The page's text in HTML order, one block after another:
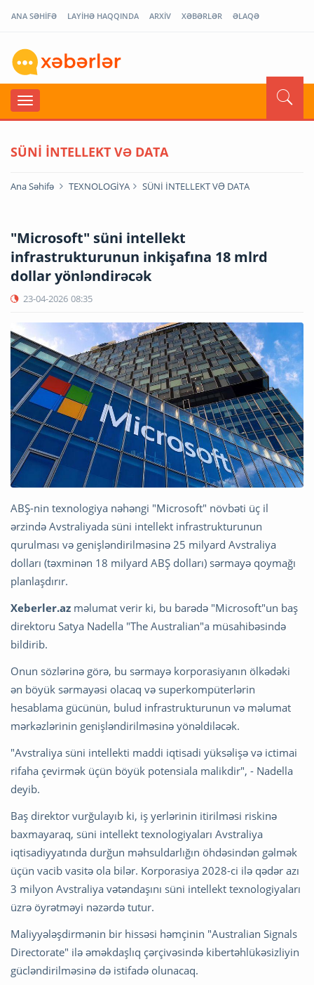
ANA SƏHİFƏ LAYİHƏ HAQQINDA ARXİV XƏBƏRLƏR ƏLAQƏ
SÜNİ İNTELLEKT VƏ DATA
Ana Səhifə TEXNOLOGİYA SÜNİ İNTELLEKT VƏ DATA
"Microsoft" süni intellekt
infrastrukturunun inkişafına 18 mlrd
dollar yönləndirəcək
23-04-2026 08:35
ABŞ-nin texnologiya nəhəngi "Microsoft" növbəti üç il
ərzində Avstraliyada süni intellekt infrastrukturunun
qurulması və genişləndirilməsinə 25 milyard Avstraliya
dolları (təxminən 18 milyard ABŞ dolları) sərmayə qoymağı
planlaşdırır.
Xeberler.az məlumat verir ki, bu barədə "Microsoft"un baş
direktoru Satya Nadella "The Australian"a müsahibəsində
bildirib.
Onun sözlərinə görə, bu sərmayə korporasiyanın ölkədəki
ən böyük sərmayəsi olacaq və superkompüterlərin
hesablama gücünün, bulud infrastrukturunun və məlumat
mərkəzlərinin genişləndirilməsinə yönəldiləcək.
"Avstraliya süni intellekti maddi iqtisadi yüksəlişə və ictimai
rifaha çevirmək üçün böyük potensiala malikdir", - Nadella
deyib.
Baş direktor vurğulayıb ki, iş yerlərinin itirilməsi riskinə
baxmayaraq, süni intellekt texnologiyaları Avstraliya
iqtisadiyyatında durğun məhsuldarlığın öhdəsindən gəlmək
üçün vacib vasitə ola bilər. Korporasiya 2028-ci ilə qədər azı
3 milyon Avstraliya vətəndaşını süni intellekt texnologiyaları
üzrə öyrətməyi nəzərdə tutur.
Maliyyələşdirmənin bir hissəsi həmçinin "Australian Signals
Directorate" ilə əməkdaşlıq çərçivəsində kibertəhlükəsizliyin
gücləndirilməsinə də istifadə olunacaq.